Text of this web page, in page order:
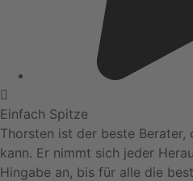
Einfach Spitze
Thorsten ist der beste Berater,
kann. Er nimmt sich jeder
Hingabe an, bis für alle die